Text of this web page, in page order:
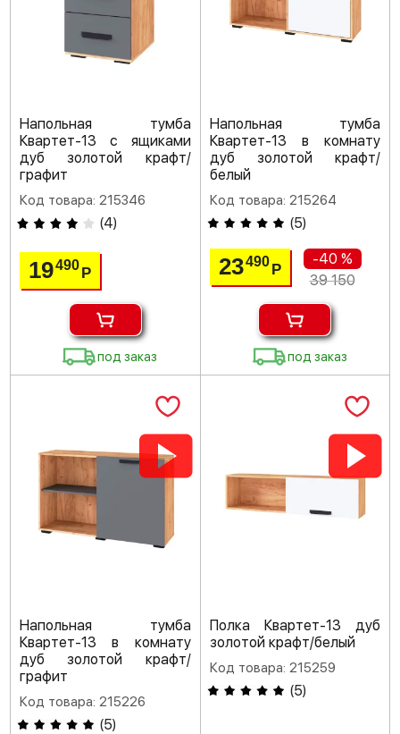
Напольная тумба
Квартет-13 с ящиками
дуб золотой крафт/
графит
Код товара: 215346
(4)
19490Р
под заказ
Напольная тумба
Квартет-13 в комнату
дуб золотой крафт/
белый
Код товара: 215264
(5)
23490 Р
-40 %
39 150
под заказ
Напольная тумба
Квартет-13 в комнату
дуб золотой крафт/
графит
Код товара: 215226
(5)
Полка Квартет-13 дуб
золотой крафт/белый
Код товара: 215259
(5)